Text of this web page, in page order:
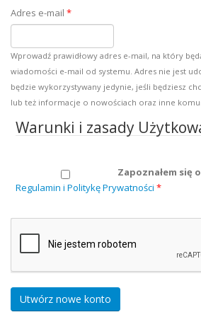
Adres e-mail *
Wprowadź prawidłowy adres e-mail, na który
wiadomości e-mail od systemu. Adres nie jest
będzie wykorzystywany jedynie, jeśli będziesz
lub też informacje o nowościach oraz inne
Warunki i zasady
Zapoznałem się
Regulamin i Politykę Prywatności *